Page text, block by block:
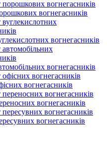
вогнегасників
вогнегасників
вогнегасників
вогнегасників
вогнегасників
вогнегасників